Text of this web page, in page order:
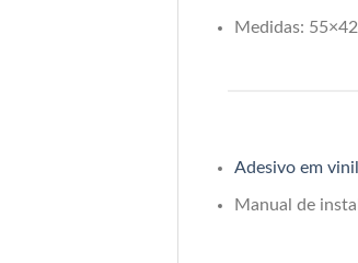
Medidas:
Adesivo em
Manual de